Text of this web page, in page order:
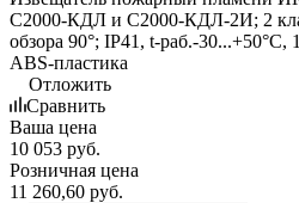
С2000-КДЛ и С2000-КДЛ-2И; 2
обзора 90°; IP41, t-раб.-
ABS-пластика
Отложить
Сравнить
Ваша цена
10 053 руб.
Розничная цена
11 260,60 руб.